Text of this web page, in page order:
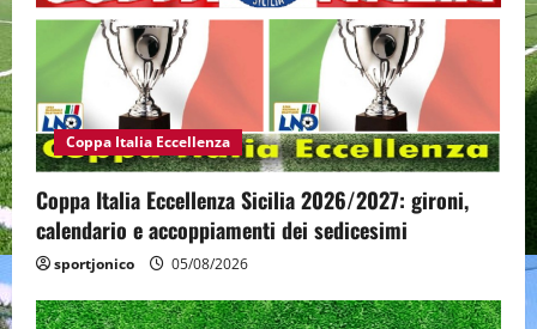
Coppa Italia Eccellenza
Coppa Italia Eccellenza Sicilia 2026/2027: gironi,
calendario e accoppiamenti dei sedicesimi
sportjonico 05/08/2026